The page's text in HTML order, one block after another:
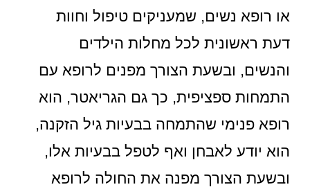
או רופא נשים, שמעניקים טיפול וחוות
דעת ראשונית לכל מחלות הילדים
והנשים, ובשעת הצורך מפנים לרופא עם
התמחות ספציפית, כך גם הגריאטר, הוא
רופא פנימי שהתמחה בבעיות גיל הזקנה,
הוא יודע לאבחן ואף לטפל בבעיות אלו,
ובשעת הצורך מפנה את החולה לרופא